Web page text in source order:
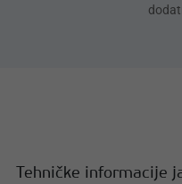
Tehničke informacije